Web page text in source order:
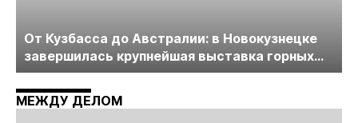
От Кузбасса до Австралии: в Новокузнецке
завершилась крупнейшая выставка горных
технологий «Недра России. Уголь России и
Майнинг»
МЕЖДУ ДЕЛОМ